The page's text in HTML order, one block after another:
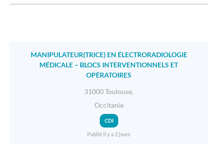
MANIPULATEUR(TRICE) EN ÉLECTRORADIOLOGIE
MÉDICALE – BLOCS INTERVENTIONNELS ET
OPÉRATOIRES
31000 Toulouse,
Occitanie
CDI
Publié il y a 2 jours